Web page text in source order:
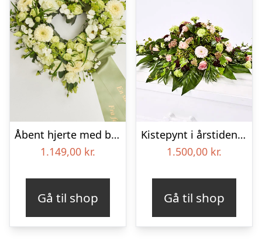
Åbent hjerte med bånd – Floristens kreative valg
1.149,00 kr.
Gå til shop
Kistepynt i årstidens blomster – Blomster til begravelse
1.500,00 kr.
Gå til shop